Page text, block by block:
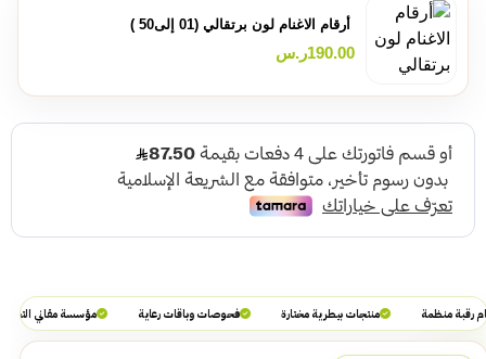
أرقام الاغنام لون برتقالي (01 إلى50 )
190.00ر.س
رقبة منظمة منتجات بيطرية مختارة فحوصات وباقات رعاية مؤسسة مقاني التجارية